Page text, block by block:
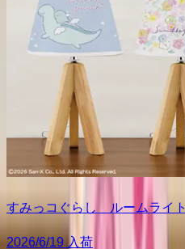
すみっコぐらし ルームライト
2026/6/19 入荷